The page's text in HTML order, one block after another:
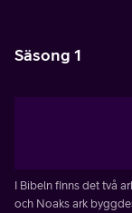
Säsong 1
I Bibeln finns det två
och Noaks ark